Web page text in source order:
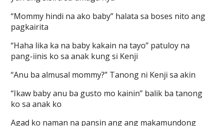
“Mommy hindi na ako baby” halata sa boses nito ang
pagkairita
“Haha lika ka na baby kakain na tayo” patuloy na
pang-iinis ko sa anak kung si Kenji
“Anu ba almusal mommy?” Tanong ni Kenji sa akin
“Ikaw baby anu ba gusto mo kainin” balik ba tanong
ko sa anak ko
Agad ko naman na pansin ang ang makamundong